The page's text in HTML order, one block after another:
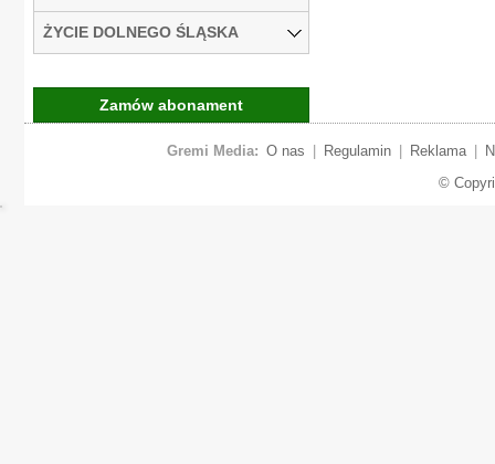
ŻYCIE DOLNEGO ŚLĄSKA
Zamów abonament
Gremi Media: O nas Regulamin Reklama
©